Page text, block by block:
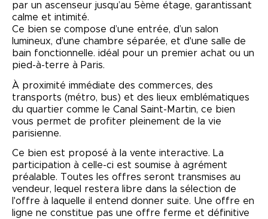
par un ascenseur jusqu’au 5ème étage, garantissant
calme et intimité.
Ce bien se compose d’une entrée, d’un salon
lumineux, d'une chambre séparée, et d'une salle de
bain fonctionnelle. idéal pour un premier achat ou un
pied-à-terre à Paris.
À proximité immédiate des commerces, des
transports (métro, bus) et des lieux emblématiques
du quartier comme le Canal Saint-Martin, ce bien
vous permet de profiter pleinement de la vie
parisienne.
Ce bien est proposé à la vente interactive. La
participation à celle-ci est soumise à agrément
préalable. Toutes les offres seront transmises au
vendeur, lequel restera libre dans la sélection de
l'offre à laquelle il entend donner suite. Une offre en
ligne ne constitue pas une offre ferme et définitive